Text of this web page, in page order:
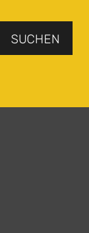
SUCHEN